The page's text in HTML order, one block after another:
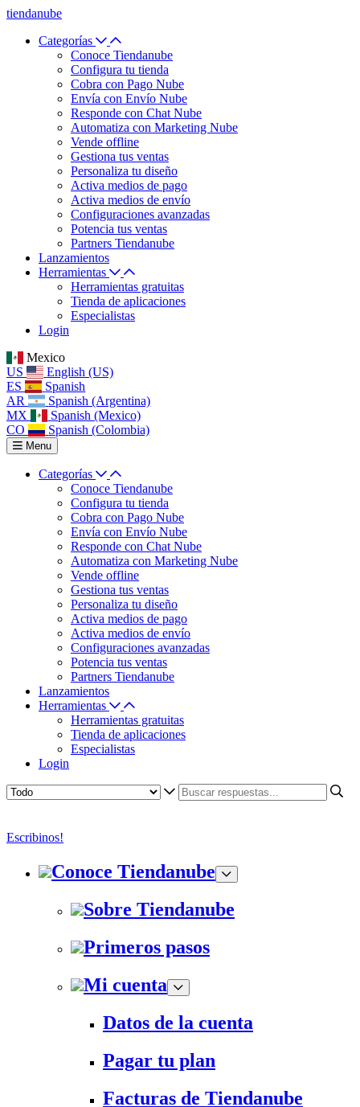
tiendanube
Categorías
Conoce Tiendanube
Configura tu tienda
Cobra con Pago Nube
Envía con Envío Nube
Responde con Chat Nube
Automatiza con Marketing Nube
Vende offline
Gestiona tus ventas
Personaliza tu diseño
Activa medios de pago
Activa medios de envío
Configuraciones avanzadas
Potencia tus ventas
Partners Tiendanube
Lanzamientos
Herramientas
Herramientas gratuitas
Tienda de aplicaciones
Especialistas
Login
Mexico
US
English (US)
ES
Spanish
AR
Spanish (Argentina)
MX
Spanish (Mexico)
CO
Spanish (Colombia)
Menu
Categorías
Conoce Tiendanube
Configura tu tienda
Cobra con Pago Nube
Envía con Envío Nube
Responde con Chat Nube
Automatiza con Marketing Nube
Vende offline
Gestiona tus ventas
Personaliza tu diseño
Activa medios de pago
Activa medios de envío
Configuraciones avanzadas
Potencia tus ventas
Partners Tiendanube
Lanzamientos
Herramientas
Herramientas gratuitas
Tienda de aplicaciones
Especialistas
Login
Escribinos!
Conoce Tiendanube
Sobre Tiendanube
Primeros pasos
Mi cuenta
Datos de la cuenta
Pagar tu plan
Facturas de Tiendanube